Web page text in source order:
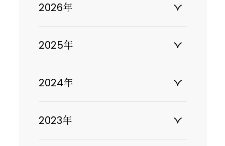
2026年
2025年
2024年
2023年